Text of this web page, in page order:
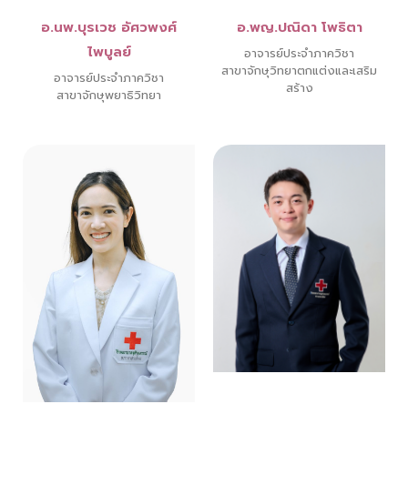
อ.นพ.บุรเวช อัศวพงศ์
ไพบูลย์
อาจารย์ประจำภาควิชา
สาขาจักษุพยาธิวิทยา
อ.พญ.ปณิดา โพธิตา
อาจารย์ประจำภาควิชา
สาขาจักษุวิทยาตกแต่งและเสริม
สร้าง